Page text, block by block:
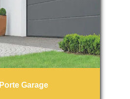
Porte Garage